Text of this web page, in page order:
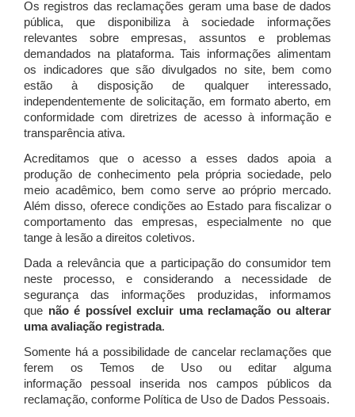
Os registros das reclamações geram uma base de dados
pública, que disponibiliza à sociedade informações
relevantes sobre empresas, assuntos e problemas
demandados na plataforma. Tais informações alimentam
os indicadores que são divulgados no site, bem como
estão à disposição de qualquer interessado,
independentemente de solicitação, em formato aberto, em
conformidade com diretrizes de acesso à informação e
transparência ativa.
Acreditamos que o acesso a esses dados apoia a
produção de conhecimento pela própria sociedade, pelo
meio acadêmico, bem como serve ao próprio mercado.
Além disso, oferece condições ao Estado para fiscalizar o
comportamento das empresas, especialmente no que
tange à lesão a direitos coletivos.
Dada a relevância que a participação do consumidor tem
neste processo, e considerando a necessidade de
segurança das informações produzidas, informamos
que não é possível excluir uma reclamação ou alterar
uma avaliação registrada.
Somente há a possibilidade de cancelar reclamações que
ferem os Temos de Uso ou editar alguma
informação pessoal inserida nos campos públicos da
reclamação, conforme Política de Uso de Dados Pessoais.